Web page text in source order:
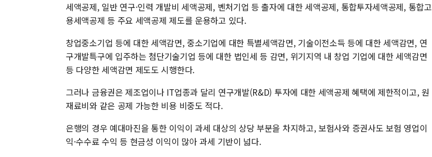
세액공제, 일반 연구·인력 개발비 세액공제, 벤처기업 등 출자에 대한 세액공제, 통합투자세액공제, 통합고
용세액공제 등 주요 세액공제 제도를 운용하고 있다.
창업중소기업 등에 대한 세액감면, 중소기업에 대한 특별세액감면, 기술이전소득 등에 대한 세액감면, 연
구개발특구에 입주하는 첨단기술기업 등에 대한 법인세 등 감면, 위기지역 내 창업 기업에 대한 세액감면
등 다양한 세액감면 제도도 시행한다.
그러나 금융권은 제조업이나 IT업종과 달리 연구개발(R&D) 투자에 대한 세액공제 혜택에 제한적이고, 원
재료비와 같은 공제 가능한 비용 비중도 적다.
은행의 경우 예대마진을 통한 이익이 과세 대상의 상당 부분을 차지하고, 보험사와 증권사도 보험 영업이
익·수수료 수익 등 현금성 이익이 많아 과세 기반이 넓다.